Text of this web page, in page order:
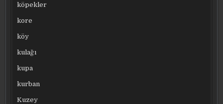
köpekler
kore
köy
kulağı
kupa
kurban
Kuzey